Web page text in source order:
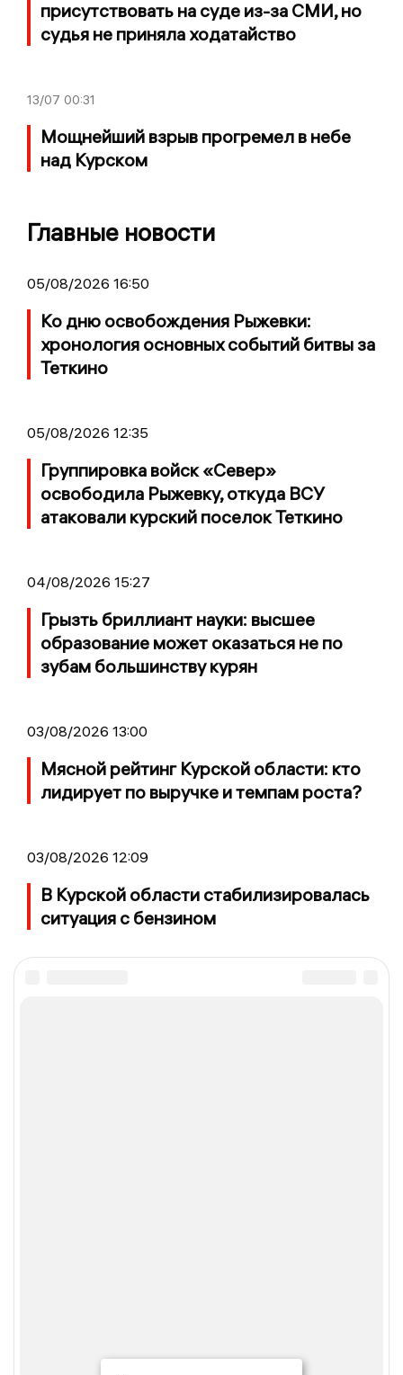
присутствовать на суде из-за СМИ, но
судья не приняла ходатайство
13/07 00:31
Мощнейший взрыв прогремел в небе
над Курском
Главные новости
05/08/2026 16:50
Ко дню освобождения Рыжевки:
хронология основных событий битвы за
Теткино
05/08/2026 12:35
Группировка войск «Север»
освободила Рыжевку, откуда ВСУ
атаковали курский поселок Теткино
04/08/2026 15:27
Грызть бриллиант науки: высшее
образование может оказаться не по
зубам большинству курян
03/08/2026 13:00
Мясной рейтинг Курской области: кто
лидирует по выручке и темпам роста?
03/08/2026 12:09
В Курской области стабилизировалась
ситуация с бензином